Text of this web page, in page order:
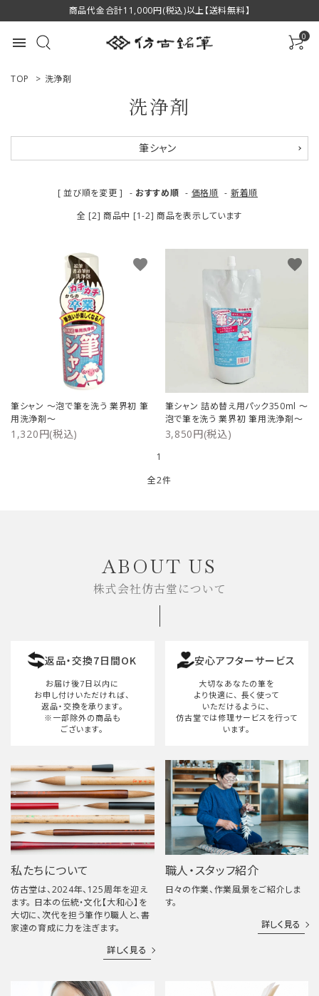
商品代金合計11,000円(税込)以上【送料無料】
menu 0
ACCOUNT MENU
ログイン 新規会員登録
私たちについて
ご利用ガイド
プライバシーポリシー
特定商取引法について
TOP > 洗浄剤
洗浄剤
筆シャン
[ 並び順を変更 ] - おすすめ順 - 価格順 - 新着順
全 [2] 商品中 [1-2] 商品を表示しています
筆シャン ～泡で筆を洗う 業界初 筆
用洗浄剤～
1,320円(税込)
favorite
筆シャン 詰め替え用パック350ml ～
泡で筆を洗う 業界初 筆用洗浄剤～
3,850円(税込)
favorite
1
全2件
検索する
ABOUT US
株式会社仿古堂について
返品・交換7日間OK
お届け後7日以内に
お申し付けいただければ、
返品・交換を承ります。
※一部除外の商品も
ございます。
安心アフターサービス
大切なあなたの筆を
より快適に、 長く使って
いただけるように、
仿古堂では修理サービスを行って
います。
私たちについて
仿古堂は、2024年、125周年を迎え
ます。 日本の伝統・文化【大和心】を
大切に、次代を担う筆作り職人と、書
家達の育成に力を注ぎます。
詳しく見る
職人・スタッフ紹介
日々の作業、作業風景をご紹介しま
す。
詳しく見る